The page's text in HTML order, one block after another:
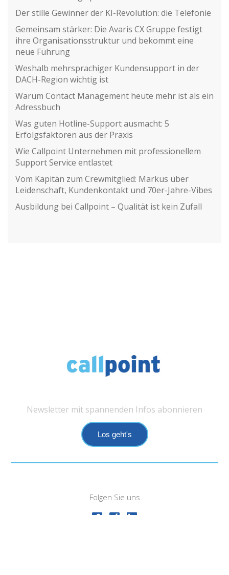
Der stille Gewinner der KI-Revolution: die Telefonie
Gemeinsam stärker: Die Avaris CX Gruppe festigt
ihre Organisationsstruktur und bekommt eine
neue Führung
Weshalb mehrsprachiger Kundensupport in der
DACH-Region wichtig ist
Warum Contact Management heute mehr ist als ein
Adressbuch
Was guten Hotline-Support ausmacht: 5
Erfolgsfaktoren aus der Praxis
Wie Callpoint Unternehmen mit professionellem
Support Service entlastet
Vom Kapitän zum Crewmitglied: Markus über
Leidenschaft, Kundenkontakt und 70er-Jahre-Vibes
Ausbildung bei Callpoint – Qualität ist kein Zufall
Newsletter mit spannenden Infos abonnieren
Los geht's
Folgen Sie uns